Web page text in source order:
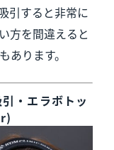
引すると非常に
方を間違えると
あります。
・エラボトッ